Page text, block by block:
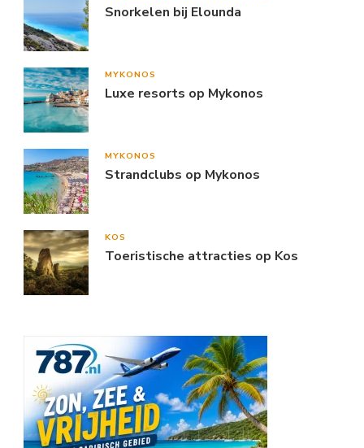
Snorkelen bij Elounda
MYKONOS
Luxe resorts op Mykonos
MYKONOS
Strandclubs op Mykonos
KOS
Toeristische attracties op Kos